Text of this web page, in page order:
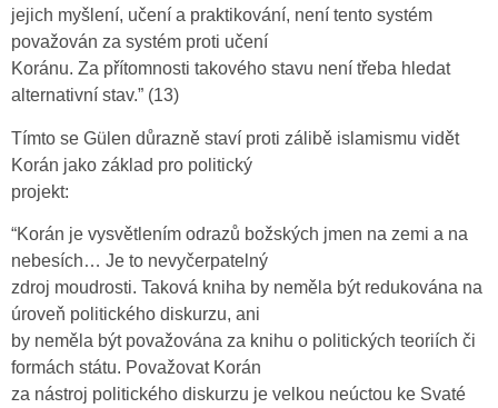
jejich myšlení, učení a praktikování, není tento systém
považován za systém proti učení
Koránu. Za přítomnosti takového stavu není třeba hledat
alternativní stav.” (13)
Tímto se Gülen důrazně staví proti zálibě islamismu vidět
Korán jako základ pro politický
projekt:
“Korán je vysvětlením odrazů božských jmen na zemi a na
nebesích… Je to nevyčerpatelný
zdroj moudrosti. Taková kniha by neměla být redukována na
úroveň politického diskurzu, ani
by neměla být považována za knihu o politických teoriích či
formách státu. Považovat Korán
za nástroj politického diskurzu je velkou neúctou ke Svaté